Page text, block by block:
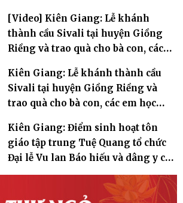
[Video] Kiên Giang: Lễ khánh
thành cầu Sivali tại huyện Giồng
Riềng và trao quà cho bà con, các
Kiên Giang: Lễ khánh thành cầu
Sivali tại huyện Giồng Riềng và
trao quà cho bà con, các em học
Kiên Giang: Điểm sinh hoạt tôn
giáo tập trung Tuệ Quang tổ chức
Đại lễ Vu lan Báo hiếu và dâng y ca
sa PL.2567